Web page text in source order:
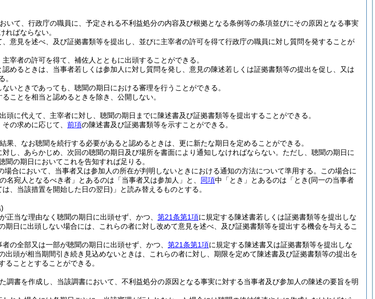
いて、行政庁の職員に、予定される不利益処分の内容及び根拠となる条例等の条項並びにその原因となる事実
ればならない。
意見を述べ、及び証拠書類等を提出し、並びに主宰者の許可を得て行政庁の職員に対し質問を発することが
宰者の許可を得て、補佐人とともに出頭することができる。
めるときは、当事者若しくは参加人に対し質問を発し、意見の陳述若しくは証拠書類等の提出を促し、又は
。
いときであっても、聴聞の期日における審理を行うことができる。
ことを相当と認めるときを除き、公開しない。
頭に代えて、主宰者に対し、聴聞の期日までに陳述書及び証拠書類等を提出することができる。
の求めに応じて、 前項の陳述書及び証拠書類等を示すことができる。
果、なお聴聞を続行する必要があると認めるときは、更に新たな期日を定めることができる。
し、あらかじめ、次回の聴聞の期日及び場所を書面により通知しなければならない。 ただし、聴聞の期日に
の期日においてこれを告知すれば足りる。
場合において、当事者又は参加人の所在が判明しないときにおける通知の方法について準用する。
この場合に
名宛人となるべき者」とあるのは「当事者又は参加人」と、 同項中「とき」とあるのは「とき(同一の当事者
、当該措置を開始した日の翌日) 」と読み替えるものとする。
正当な理由なく聴聞の期日に出頭せず、かつ、 第21条第1項に規定する陳述書若しくは証拠書類等を提出しな
期日に出頭しない場合には、これらの者に対し改めて意見を述べ、及び証拠書類等を提出する機会を与えるこ
の全部又は一部が聴聞の期日に出頭せず、かつ、 第21条第1項に規定する陳述書又は証拠書類等を提出しな
出頭が相当期間引き続き見込めないときは、これらの者に対し、期限を定めて陳述書及び証拠書類等の提出を
こととすることができる。
調書を作成し、当該調書において、不利益処分の原因となる事実に対する当事者及び参加人の陳述の要旨を明